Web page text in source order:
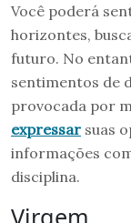
Você poderá
horizontes,
futuro. No
sentimentos de
provocada por
expressar suas
informações
disciplina.
Virgem